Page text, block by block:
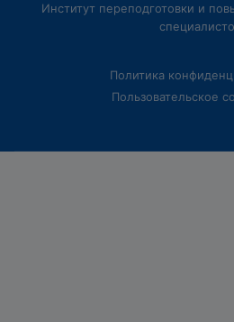
Институт переподготовки и
Политика
Пользовательское